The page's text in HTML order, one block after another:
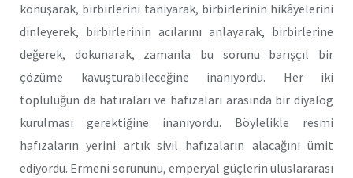
konuşarak, birbirlerini tanıyarak, birbirlerinin hikâyelerini
dinleyerek, birbirlerinin acılarını anlayarak, birbirlerine
değerek, dokunarak, zamanla bu sorunu barışçıl bir
çözüme kavuşturabileceğine inanıyordu. Her iki
topluluğun da hatıraları ve hafızaları arasında bir diyalog
kurulması gerektiğine inanıyordu. Böylelikle resmi
hafızaların yerini artık sivil hafızaların alacağını ümit
ediyordu. Ermeni sorununu, emperyal güçlerin uluslararası